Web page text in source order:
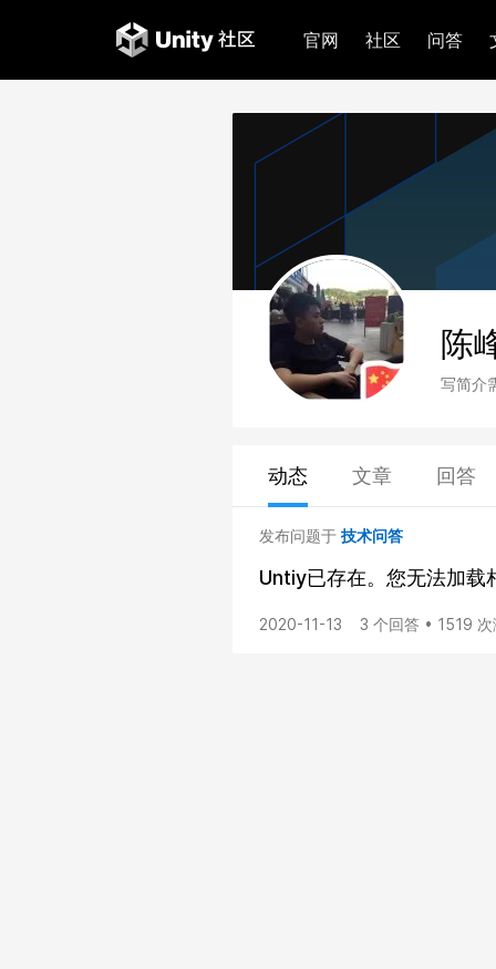
官网 社区 问答
陈
写简介
动态 文章 回答
发布问题于 技术问答
Untiy已存在。您无法加载
2020-11-13 3 个回答 • 1519 次